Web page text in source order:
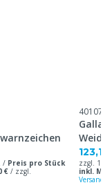
/ Preis pro Stück
€ / zzgl.
4010712
6km
zzgl.
inkl.